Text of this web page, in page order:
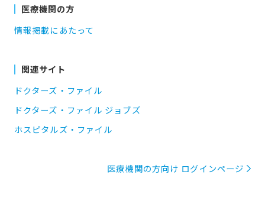
医療機関の方
情報掲載にあたって
関連サイト
ドクターズ・ファイル
ドクターズ・ファイル ジョブズ
ホスピタルズ・ファイル
医療機関の方向け ログインページ